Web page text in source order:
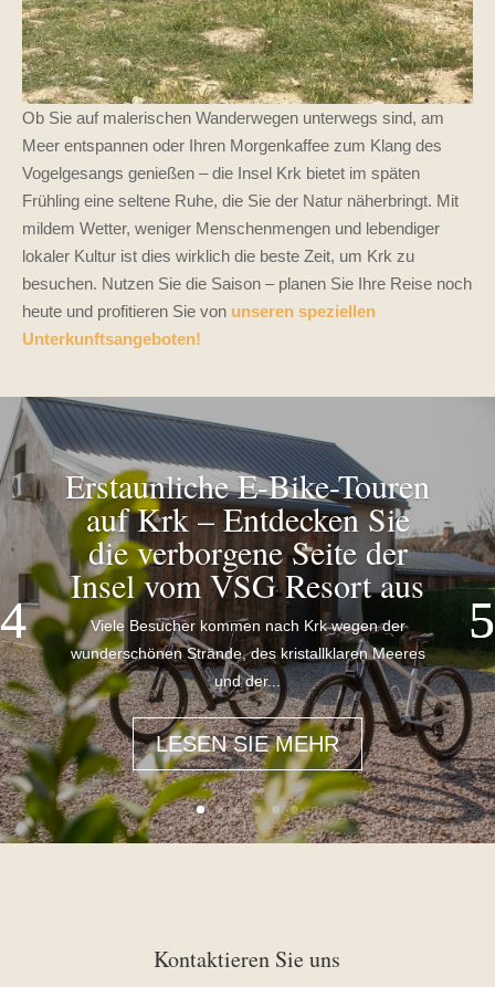
Ob Sie auf malerischen Wanderwegen unterwegs sind, am
Meer entspannen oder Ihren Morgenkaffee zum Klang des
Vogelgesangs genießen – die Insel Krk bietet im späten
Frühling eine seltene Ruhe, die Sie der Natur näherbringt. Mit
mildem Wetter, weniger Menschenmengen und lebendiger
lokaler Kultur ist dies wirklich die beste Zeit, um Krk zu
besuchen. Nutzen Sie die Saison – planen Sie Ihre Reise noch
heute und profitieren Sie von unseren speziellen
Unterkunftsangeboten!
Erstaunliche E-Bike-Touren
auf Krk – Entdecken Sie
die verborgene Seite der
Insel vom VSG Resort aus
Viele Besucher kommen nach Krk wegen der
wunderschönen Strände, des kristallklaren Meeres
und der...
LESEN SIE MEHR
Kontaktieren Sie uns